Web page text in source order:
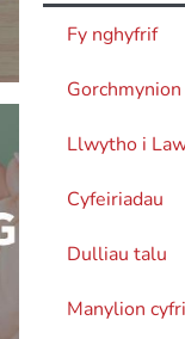
Fy nghyfrif
Gorchmynion
Llwytho i
Cyfeiriadau
Dulliau talu
Manylion